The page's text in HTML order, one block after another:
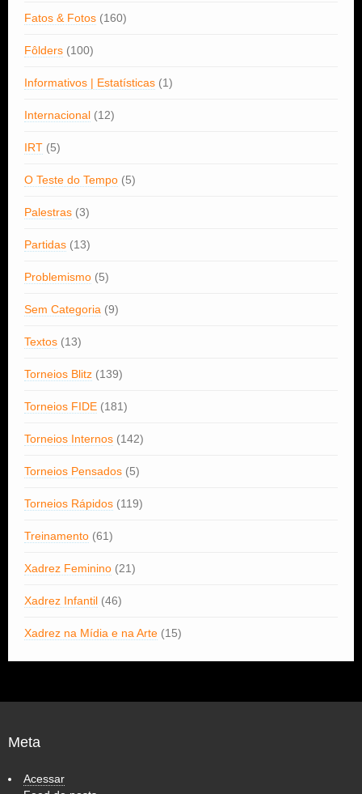
Fatos & Fotos (160)
Fôlders (100)
Informativos | Estatísticas (1)
Internacional (12)
IRT (5)
O Teste do Tempo (5)
Palestras (3)
Partidas (13)
Problemismo (5)
Sem Categoria (9)
Textos (13)
Torneios Blitz (139)
Torneios FIDE (181)
Torneios Internos (142)
Torneios Pensados (5)
Torneios Rápidos (119)
Treinamento (61)
Xadrez Feminino (21)
Xadrez Infantil (46)
Xadrez na Mídia e na Arte (15)
Meta
Acessar